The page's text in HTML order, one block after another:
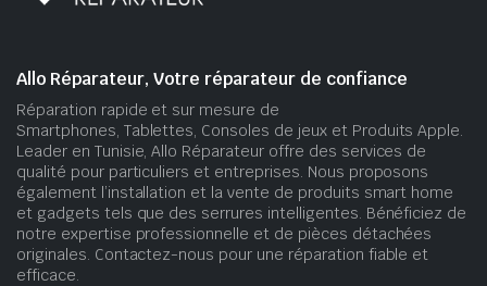
Allo Réparateur, Votre réparateur de confiance
Réparation rapide et sur mesure de
Smartphones, Tablettes, Consoles de jeux et Produits Apple.
Leader en Tunisie, Allo Réparateur offre des services de
qualité pour particuliers et entreprises. Nous proposons
également l’installation et la vente de produits smart home
et gadgets tels que des serrures intelligentes. Bénéficiez de
notre expertise professionnelle et de pièces détachées
originales. Contactez-nous pour une réparation fiable et
efficace.